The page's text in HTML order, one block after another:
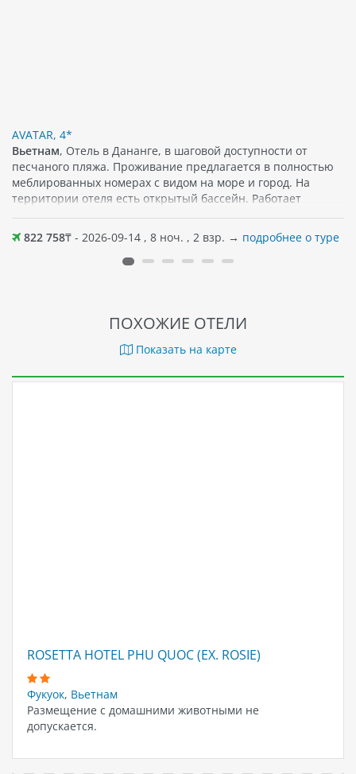
AVATAR, 4*
Вьетнам, Отель в Дананге, в шаговой доступности от
песчаного пляжа. Проживание предлагается в полностью
меблированных номерах с видом на море и город. На
территории отеля есть открытый бассейн. Работает
а также попробовать блюда вьетнамской кухни. Различные
напитки и блюда ждут гостей и в кофейне отеля. Среди
прочих удобств различные спа-процедуры, массаж, сауна,
822 758₸ - 2026-09-14 , 8 ноч. , 2 взр. → подробнее о туре
ПОХОЖИЕ ОТЕЛИ
Показать на карте
ROSETTA HOTEL PHU QUOC (EX. ROSIE)
Фукуок, Вьетнам
Размещение с домашними животными не
допускается.